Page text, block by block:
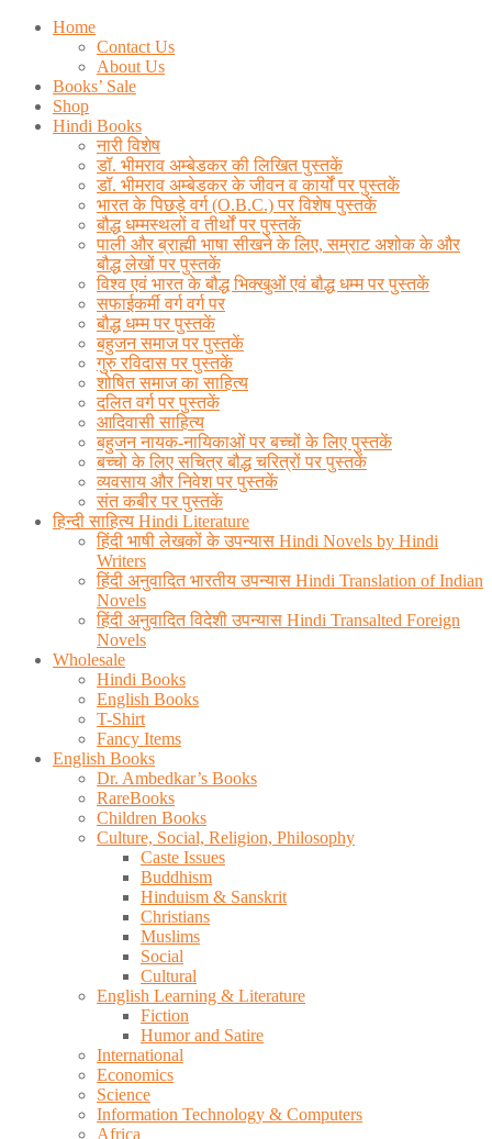
Home
Contact Us
About Us
Books’ Sale
Shop
Hindi Books
नारी विशेष
डॉ. भीमराव अम्बेडकर की लिखित पुस्तकें
डॉ. भीमराव अम्बेडकर के जीवन व कार्यों पर पुस्तकें
भारत के पिछड़े वर्ग (O.B.C.) पर विशेष पुस्तकें
बौद्ध धम्मस्थलों व तीर्थों पर पुस्तकें
पाली और ब्राह्मी भाषा सीखने के लिए, सम्राट अशोक के और
बौद्ध लेखों पर पुस्तकें
विश्व एवं भारत के बौद्ध भिक्खुओं एवं बौद्ध धम्म पर पुस्तकें
सफाईकर्मी वर्ग वर्ग पर
बौद्ध धम्म पर पुस्तकें
बहुजन समाज पर पुस्तकें
गुरु रविदास पर पुस्तकें
शोषित समाज का साहित्य
दलित वर्ग पर पुस्तकें
आदिवासी साहित्य
बहुजन नायक-नायिकाओं पर बच्चों के लिए पुस्तकें
बच्चो के लिए सचित्र बौद्ध चरित्रों पर पुस्तकें
व्यवसाय और निवेश पर पुस्तकें
संत कबीर पर पुस्तकें
हिन्दी साहित्य Hindi Literature
हिंदी भाषी लेखकों के उपन्यास Hindi Novels by Hindi
Writers
हिंदी अनुवादित भारतीय उपन्यास Hindi Translation of Indian
Novels
हिंदी अनुवादित विदेशी उपन्यास Hindi Transalted Foreign
Novels
Wholesale
Hindi Books
English Books
T-Shirt
Fancy Items
English Books
Dr. Ambedkar’s Books
RareBooks
Children Books
Culture, Social, Religion, Philosophy
Caste Issues
Buddhism
Hinduism & Sanskrit
Christians
Muslims
Social
Cultural
English Learning & Literature
Fiction
Humor and Satire
International
Economics
Science
Information Technology & Computers
Africa